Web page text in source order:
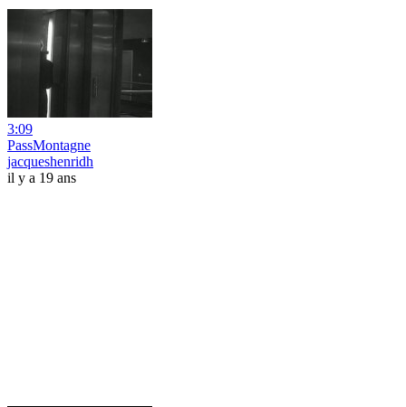
3:09
PassMontagne
jacqueshenridh
il y a 19 ans